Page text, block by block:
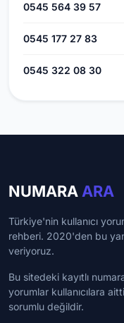
0545 564 39 57
0545 177 27 83
0545 322 08 30
NUMARA ARA
Türkiye'nin kullanıcı
rehberi. 2020'den bu
veriyoruz.
Bu sitedeki kayıtlı
yorumlar kullanıcılara
sorumlu değildir.